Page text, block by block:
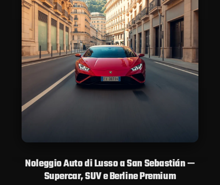
Noleggio Auto di Lusso a San Sebastián —
Supercar, SUV e Berline Premium